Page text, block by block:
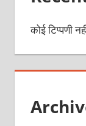
कोई टिप्पणी